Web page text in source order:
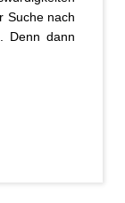
Suche nach
Denn dann